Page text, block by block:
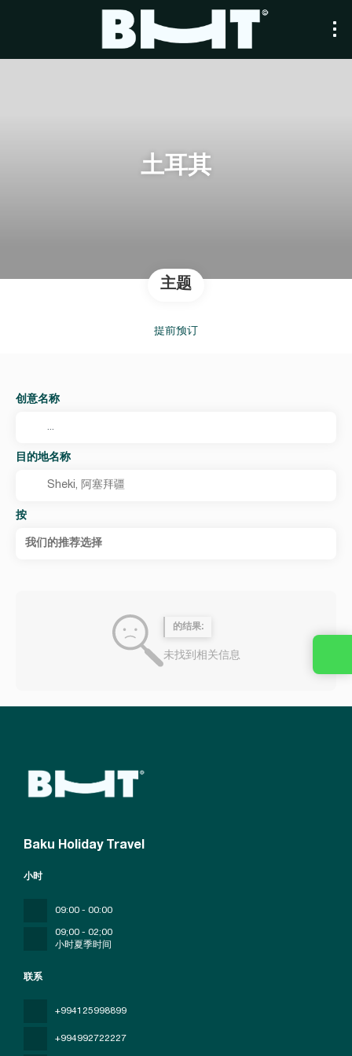
土耳其
主题
提前预订
创意名称
目的地名称
按
我们的推荐选择
的结果:
未找到相关信息
Baku Holiday Travel
联系
+994125998899
+994992722227
小时
09:00 - 00:00
09;00 - 02;00
小时夏季时间